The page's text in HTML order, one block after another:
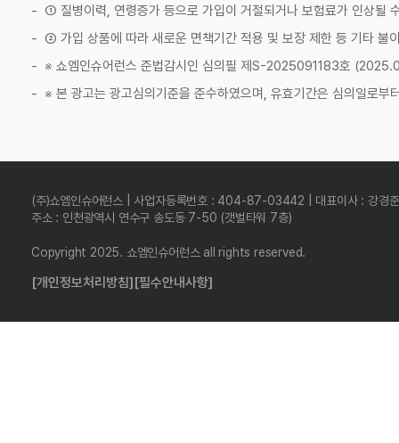
① 질병이력, 연령증가 등으로 가입이 거절되거나 보험료가 인상될
② 가입 상품에 따라 새로운 면책기간 적용 및 보장 제한 등 기타 불
※ 쇼엠인슈어런스 준법감시인 심의필 제S-2025091183호
※ 본 광고는 광고심의기준을 준수하였으며, 유효기간은 심의일로부
(주)쇼엠인슈어런스 | 사업자등록번호 : 404-87-03442 | 대표이사 : 강경준
주소 : 인천광역시 연수구 송도동 7-50 (갯벌타워 7층)
Copyright 2025. 쇼엠인슈어런스 all rights reserved.
[개인정보처리방침][필수안내사항]